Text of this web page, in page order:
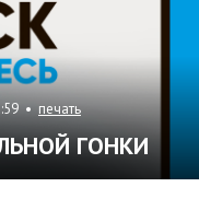
• печать
ГОНКИ